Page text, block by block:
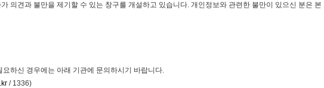
의견과 불만을 제기할 수 있는 창구를 개설하고 있습니다. 개인정보와 관련한 불만이 있으신 분은
하신 경우에는 아래 기관에 문의하시기 바랍니다.
/ 1336)